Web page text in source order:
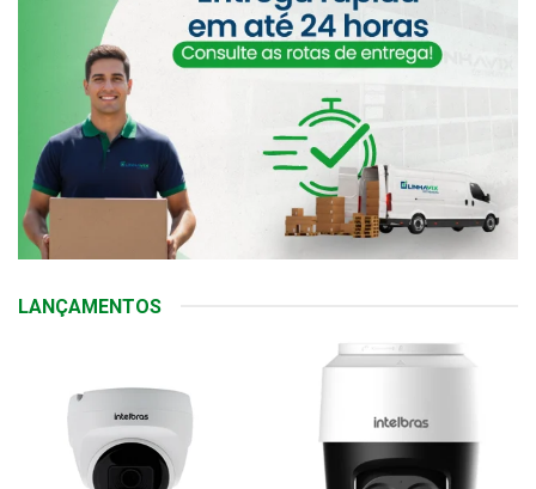
LANÇAMENTOS